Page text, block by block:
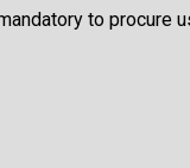
to procure